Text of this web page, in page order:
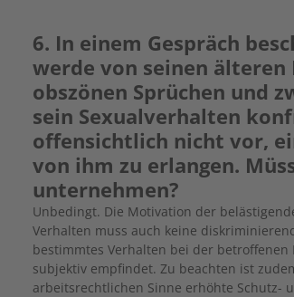
6. In einem Gespräch
werde von seinen
obszönen Sprüchen und
sein Sexualverhalten
offensichtlich nicht vor,
von ihm zu erlangen.
unternehmen?
Unbedingt. Die Motivation der
Verhalten muss auch keine
bestimmtes Verhalten bei der betroffenen
subjektiv empfindet. Zu beachten ist
arbeitsrechtlichen Sinne erhöhte Schutz-